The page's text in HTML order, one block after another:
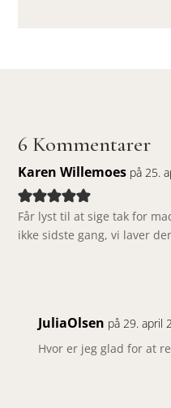
6 Kommentarer
Karen Willemoes på 25.
Får lyst til at sige tak for
ikke sidste gang, vi laver
JuliaOlsen på 29. april
Hvor er jeg glad for at